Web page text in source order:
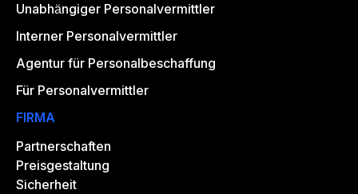
Unabhängiger Personalvermittler
Interner Personalvermittler
Agentur für Personalbeschaffung
Für Personalvermittler
FIRMA
Partnerschaften
Preisgestaltung
Sicherheit